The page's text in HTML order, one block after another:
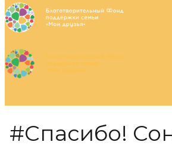
#Спасибо!